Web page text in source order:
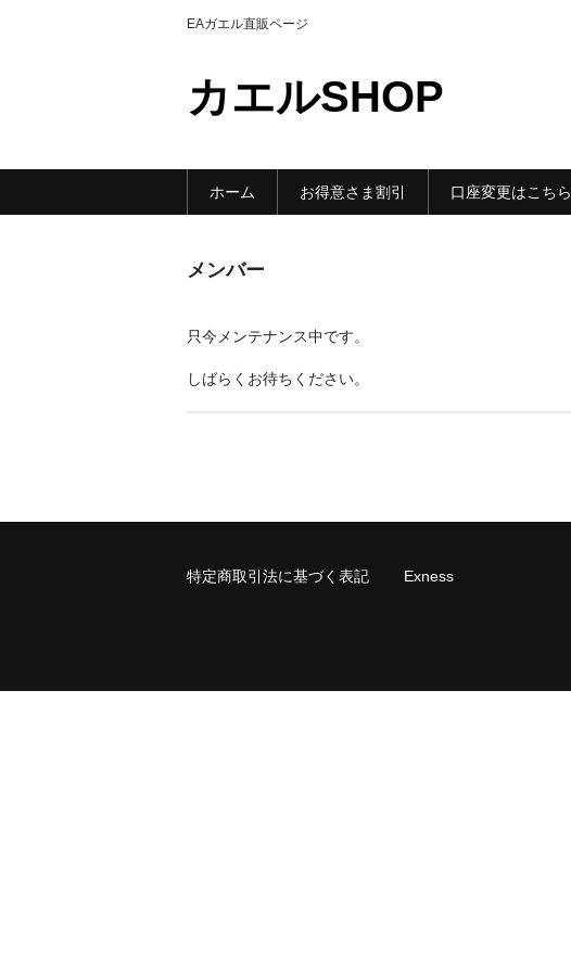
EAガエル直販ページ
カエルSHOP
ホーム お得意さま割引 口座変更はこちら
メンバー
只今メンテナンス中です。
しばらくお待ちください。
特定商取引法に基づく表記 Exness